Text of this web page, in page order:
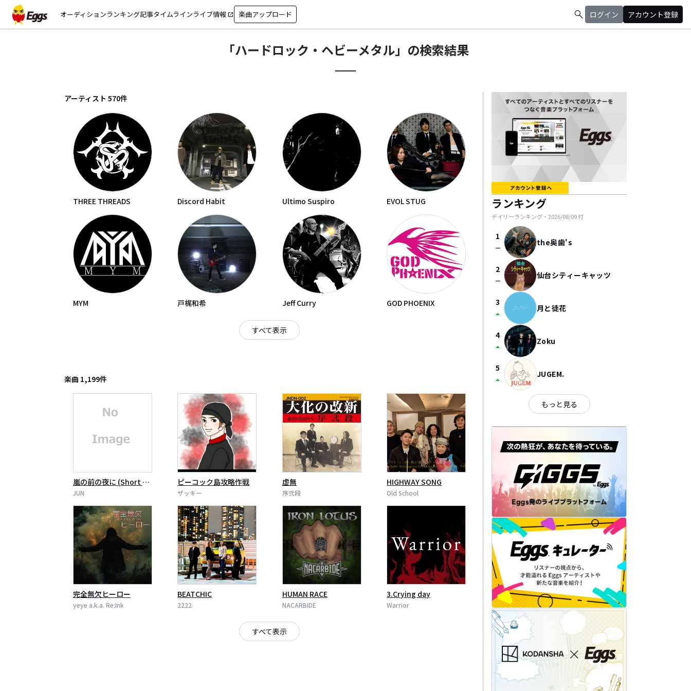
オーディションランキング記事タイムラインライブ情報 open_in_new 楽曲アップロード search ログイン アカウント登録
「ハードロック・ヘビーメタル」の検索結果
アーティスト 570件
THREE THREADS Discord Habit Ultimo Suspiro EVOL STUG
MYM 戸梶和希 Jeff Curry GOD PHOENIX
すべて表示
楽曲 1,199件
嵐の前の夜に (Short ve
r.)
JUN
ピーコック島攻略作戦
ザッキー
虚無
序弐段
HIGHWAY SONG
Old School
完全無欠ヒーロー
yeye a.k.a. Re:Ink
BEATCHIC
2222
HUMAN RACE
NACARBIDE
3.Crying day
Warrior
すべて表示
ランキング
デイリーランキング・ 2026/08/09付
1
check_indeterminate_small the奥歯's
2
check_indeterminate_small 仙台シティーキャッツ
3
arrow_drop_up 月と徒花
4
arrow_drop_up Zoku
5
arrow_drop_up JUGEM.
もっと見る